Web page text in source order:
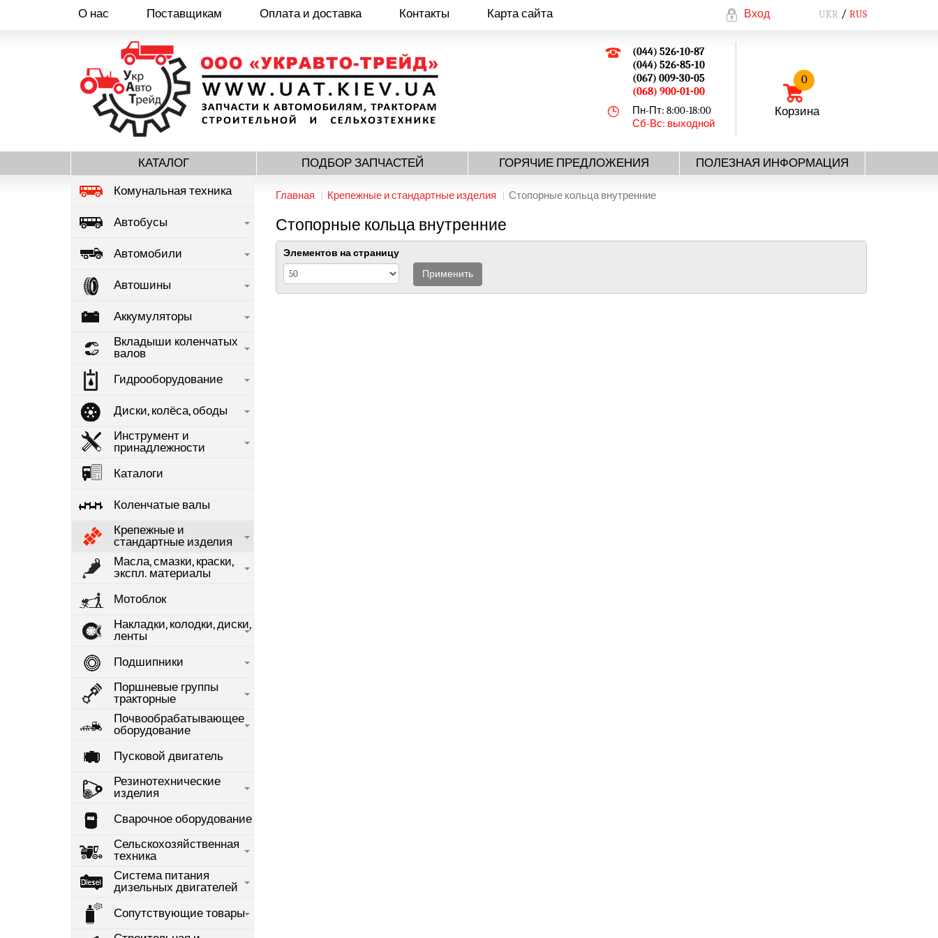
КАТАЛОГ ПОДБОР ЗАПЧАСТЕЙ ГОРЯЧИЕ ПРЕДЛОЖЕНИЯ ПОЛЕЗНАЯ ИНФОРМАЦИЯ
UKR RUS
О нас Поставщикам Оплата и доставка Контакты Карта сайта Вход
(044) 526-10-87
(044) 526-85-10
(067) 009-30-05
(068) 900-01-00
Пн-Пт: 8:00-18:00
Сб-Вс: выходной
0
Корзина
Комунальная техника
Автобусы
Автомобили
Автошины
Аккумуляторы
Вкладыши коленчатых
валов
Гидрооборудование
Диски, колёса, ободы
Инструмент и
принадлежности
Каталоги
Коленчатые валы
Крепежные и
стандартные изделия
Масла, смазки, краски,
экспл. материалы
Мотоблок
Накладки, колодки, диски,
ленты
Подшипники
Поршневые группы
тракторные
Почвообрабатывающее
оборудование
Пусковой двигатель
Резинотехнические
изделия
Сварочное оборудование
Сельскохозяйственная
техника
Система питания
дизельных двигателей
Сопутствующие товары
Главная Крепежные и стандартные изделия Стопорные кольца внутренние
Стопорные кольца внутренние
Элементов на страницу
Применить